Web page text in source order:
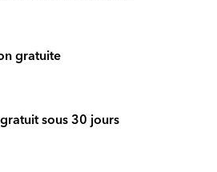
gratuite
sous 30 jours